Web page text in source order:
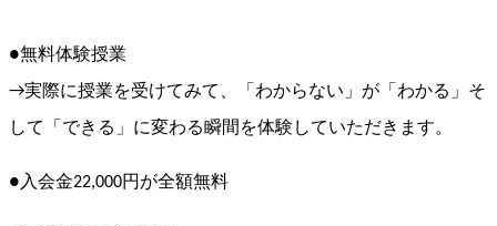
●無料体験授業
→実際に授業を受けてみて、「わからない」が「わかる」そ
して「 できる」に変わる瞬間を体験していただきます。
●入会金22,000円が全額無料